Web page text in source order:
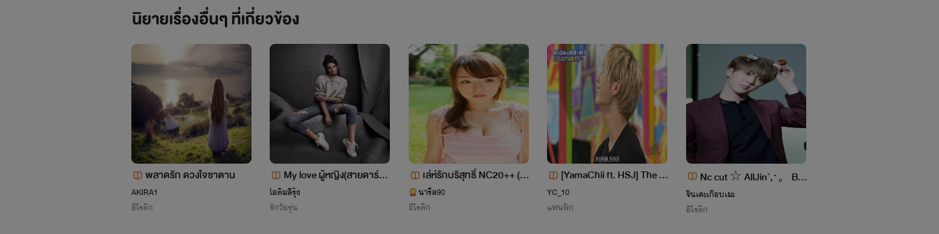
นิยายเรื่องอื่นๆ ที่เกี่ยวข้อง
พลาดรัก ดวงใจซาตาน
AKIRA1
อีโรติก
My love ผู้หญิง(สายดาร์ก)
{เมเดล&ทอล์ค NC18++}
ไอติมสีรุ้ง
รักวัยรุ่น
เล่ห์รักบริสุทธิ์ NC20++ (คุ
ณอาจอมหื่นกับหลานสาวไร้
เดียงสา)
นารึล90
อีโรติก
[YamaChii ft. HSJ] The O
ne Time กาลครั้งหนึ่ง...เรา
เคยรักกัน
YC_10
แฟนฟิก
Nc cut ☆ AllJin`,·。BT
S
จินเคะเกือบเมะ
อีโรติก